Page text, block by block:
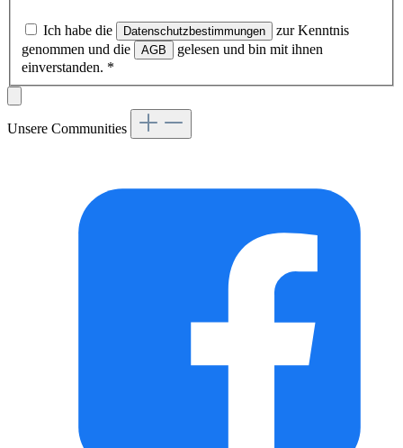
Ich habe die Datenschutzbestimmungen
zur Kenntnis
genommen und die
AGB
gelesen und bin mit ihnen
einverstanden. *
Unsere Communities